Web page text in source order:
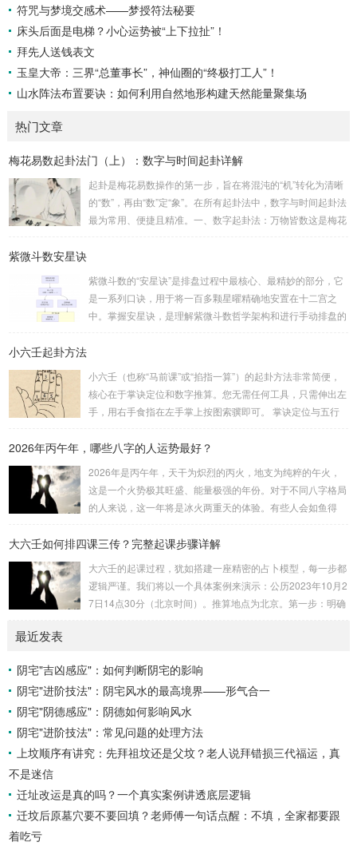
符咒与梦境交感术——梦授符法秘要
床头后面是电梯？小心运势被“上下拉扯”！
拜先人送钱表文
玉皇大帝：三界“总董事长”，神仙圈的“终极打工人”！
山水阵法布置要诀：如何利用自然地形构建天然能量聚集场
热门文章
梅花易数起卦法门（上）：数字与时间起卦详解
起卦是梅花易数操作的第一步，旨在将混沌的“机”转化为清晰
的“数”，再由“数”定“象”。在所有起卦法中，数字与时间起卦法
最为常用、便捷且精准。一、数字起卦法：万物皆数这是梅花
卦。如果数字是偶数位，则前后平分；如果是奇数位，则前部
分比后部分少一位。例如，数字 256：前一位 2 为上卦后两
位...
紫微斗数安星诀
紫微斗数的“安星诀”是排盘过程中最核心、最精妙的部分，它
是一系列口诀，用于将一百多颗星曜精确地安置在十二宫之
中。掌握安星诀，是理解紫微斗数哲学架构和进行手动排盘的
赖关系，可以清晰地通过下图展现：二、 核心安星诀详解1.
安紫微星诀（定帝星）这是所有安星的第一步，至关重要。口
诀：紫微天机星逆行，隔一阳武天同行，...
小六壬起卦方法
小六壬（也称“马前课”或“掐指一算”）的起卦方法非常简便，
核心在于掌诀定位和数字推算。您无需任何工具，只需伸出左
手，用右手食指在左手掌上按图索骥即可。 掌诀定位与五行
吉。留连：位于食指指尖，属水，玄武，主数2、7、8，凶。
口：位于无名指指尖，属金，白虎，主数4、1、2，凶。小
吉：位于无名指根部，属木，六合，主数5、3、8，吉。空
亡：位于中指根部，属土，勾陈，...
2026年丙午年，哪些八字的人运势最好？
2026年是丙午年，天干为炽烈的丙火，地支为纯粹的午火，
这是一个火势极其旺盛、能量极强的年份。对于不同八字格局
的人来说，这一年将是冰火两重天的体验。有些人会如鱼得
理：吉凶在于平衡与需求八字讲究五行平衡与“喜用神”。喜用
26年丙午，是火力全开的一年。因此：八字命局中“喜火”、“用
火”的人，等于得到了天地最强能量的帮助，犹如天降神助，
运势自然一飞冲天。八字命局中“忌火”的人...
大六壬如何排四课三传？完整起课步骤详解
大六壬的起课过程，犹如搭建一座精密的占卜模型，每一步都
逻辑严谨。我们将以一个具体案例来演示：公历2023年10月2
7日14点30分（北京时间）。推算地点为北京。第一步：明确
你需要：一张空白的天地盘（内含十二地支）、月将、当天日
干日支。第二步：核心步骤——排四课四课是“三传”之母，此
步必须精准。1. 定月将（布“天盘”的...
最近发表
阴宅"吉凶感应"：如何判断阴宅的影响
阴宅"进阶技法"：阴宅风水的最高境界——形气合一
阴宅"阴德感应"：阴德如何影响风水
阴宅"进阶技法"：常见问题的处理方法
上坟顺序有讲究：先拜祖坟还是父坟？老人说拜错损三代福运，真
不是迷信
迁址改运是真的吗？一个真实案例讲透底层逻辑
迁坟后原墓穴要不要回填？老师傅一句话点醒：不填，全家都要跟
着吃亏